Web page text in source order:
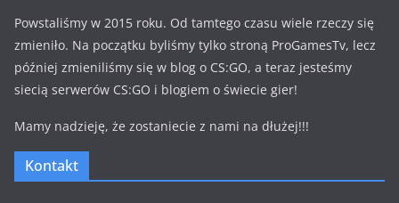
Powstaliśmy w 2015 roku. Od tamtego czasu wiele rzeczy się
zmieniło. Na początku byliśmy tylko stroną ProGamesTv, lecz
później zmieniliśmy się w blog o CS:GO, a teraz jesteśmy
siecią serwerów CS:GO i blogiem o świecie gier!
Mamy nadzieję, że zostaniecie z nami na dłużej!!!
Kontakt